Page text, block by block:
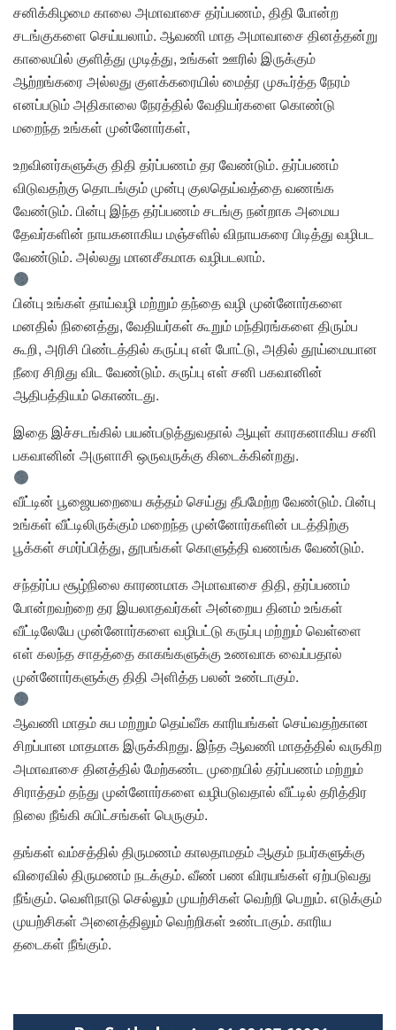
சனிக்கிழமை காலை அமாவாசை தர்ப்பணம், திதி போன்ற
சடங்குகளை செய்யலாம். ஆவணி மாத அமாவாசை தினத்தன்று
காலையில் குளித்து முடித்து, உங்கள் ஊரில் இருக்கும்
ஆற்றங்கரை அல்லது குளக்கரையில் மைத்ர முகூர்த்த நேரம்
எனப்படும் அதிகாலை நேரத்தில் வேதியர்களை கொண்டு
மறைந்த உங்கள் முன்னோர்கள்,
உறவினர்களுக்கு திதி தர்ப்பணம் தர வேண்டும். தர்ப்பணம்
விடுவதற்கு தொடங்கும் முன்பு குலதெய்வத்தை வணங்க
வேண்டும். பின்பு இந்த தர்ப்பணம் சடங்கு நன்றாக அமைய
தேவர்களின் நாயகனாகிய மஞ்சளில் விநாயகரை பிடித்து வழிபட
வேண்டும். அல்லது மானசீகமாக வழிபடலாம்.
பின்பு உங்கள் தாய்வழி மற்றும் தந்தை வழி முன்னோர்களை
மனதில் நினைத்து, வேதியர்கள் கூறும் மந்திரங்களை திரும்ப
கூறி, அரிசி பிண்டத்தில் கருப்பு எள் போட்டு, அதில் தூய்மையான
நீரை சிறிது விட வேண்டும். கருப்பு எள் சனி பகவானின்
ஆதிபத்தியம் கொண்டது.
இதை இச்சடங்கில் பயன்படுத்துவதால் ஆயுள் காரகனாகிய சனி
பகவானின் அருளாசி ஒருவருக்கு கிடைக்கின்றது.
வீட்டின் பூஜையறையை சுத்தம் செய்து தீபமேற்ற வேண்டும். பின்பு
உங்கள் வீட்டிலிருக்கும் மறைந்த முன்னோர்களின் படத்திற்கு
பூக்கள் சமர்ப்பித்து, தூபங்கள் கொளுத்தி வணங்க வேண்டும்.
சந்தர்ப்ப சூழ்நிலை காரணமாக அமாவாசை திதி, தர்ப்பணம்
போன்றவற்றை தர இயலாதவர்கள் அன்றைய தினம் உங்கள்
வீட்டிலேயே முன்னோர்களை வழிபட்டு கருப்பு மற்றும் வெள்ளை
எள் கலந்த சாதத்தை காகங்களுக்கு உணவாக வைப்பதால்
முன்னோர்களுக்கு திதி அளித்த பலன் உண்டாகும்.
ஆவணி மாதம் சுப மற்றும் தெய்வீக காரியங்கள் செய்வதற்கான
சிறப்பான மாதமாக இருக்கிறது. இந்த ஆவணி மாதத்தில் வருகிற
அமாவாசை தினத்தில் மேற்கண்ட முறையில் தர்ப்பணம் மற்றும்
சிராத்தம் தந்து முன்னோர்களை வழிபடுவதால் வீட்டில் தரித்திர
நிலை நீங்கி சுபிட்சங்கள் பெருகும்.
தங்கள் வம்சத்தில் திருமணம் காலதாமதம் ஆகும் நபர்களுக்கு
விரைவில் திருமணம் நடக்கும். வீண் பண விரயங்கள் ஏற்படுவது
நீங்கும். வெளிநாடு செல்லும் முயற்சிகள் வெற்றி பெறும். எடுக்கும்
முயற்சிகள் அனைத்திலும் வெற்றிகள் உண்டாகும். காரிய
தடைகள் நீங்கும்.